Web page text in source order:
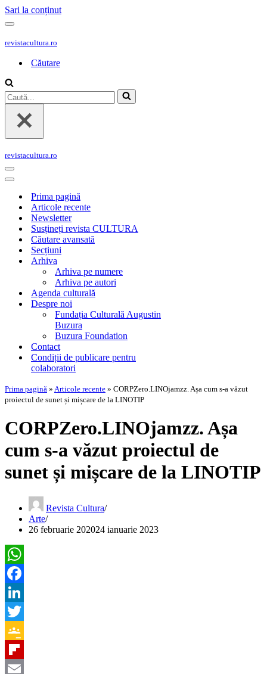
Sari la conținut
Meniu
navigare
revistacultura.ro
Căutare
Caută...
revistacultura.ro
Meniu
de
Meniu
navigarePrima pagină
Articole recente
Newsletter
Susțineți revista CULTURA
Căutare avansată
Secțiuni
Arhiva
Arhiva pe numere
Arhiva pe autori
Agenda culturală
Despre noi
Fundația Culturală Augustin
Buzura
Buzura Foundation
Contact
Condiții de publicare pentru
colaboratori
Prima pagină » Articole recente » CORPZero.LINOjamzz. Așa cum s-a văzut
proiectul de sunet și mișcare de la LINOTIP
CORPZero.LINOjamzz. Așa
cum s-a văzut proiectul de
sunet și mișcare de la LINOTIP
Revista Cultura
Arte
26 februarie 202024 ianuarie 2023
WhatsApp
Facebook
LinkedIn
Twitter
Google
Classroom
Flipboard